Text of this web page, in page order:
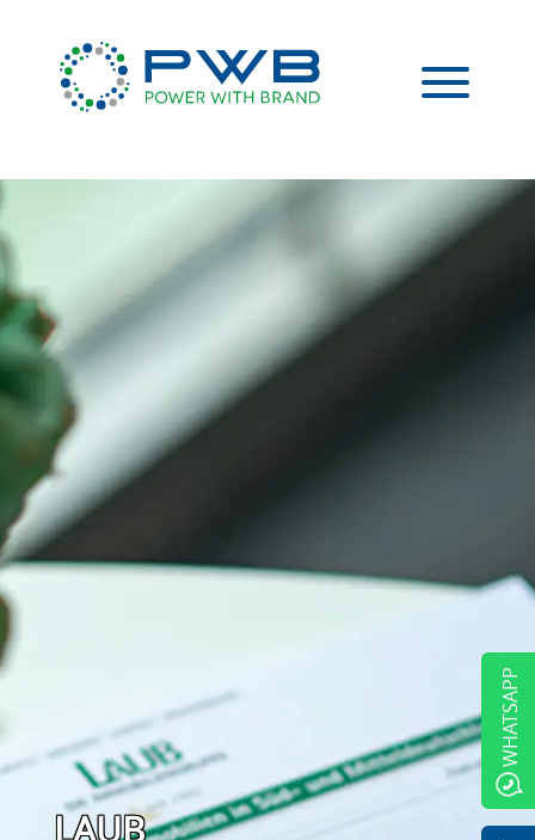
Portfolio
Immobiliengruppe
LAUB
WHATSAPP
entsprechendes Datenschutzniveau auf und es besteht
das Risiko eines Zugriffs durch lokale
Sicherheitsbehörden. Soweit Sie eine Einwilligung
erteilen, können Sie diese jederzeit mit Wirkung für die